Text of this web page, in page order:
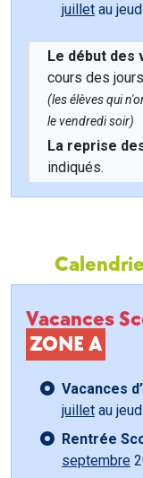
juillet au
Le début des
cours des
(les élèves qui
le vendredi soir)
La reprise
indiqués.
Vacances
ZONE A
Vacances
juillet au
Rentrée
septembre